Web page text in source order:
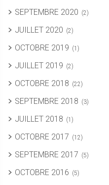
SEPTEMBRE 2020 (2)
JUILLET 2020 (2)
OCTOBRE 2019 (1)
JUILLET 2019 (2)
OCTOBRE 2018 (22)
SEPTEMBRE 2018 (3)
JUILLET 2018 (1)
OCTOBRE 2017 (12)
SEPTEMBRE 2017 (5)
OCTOBRE 2016 (5)